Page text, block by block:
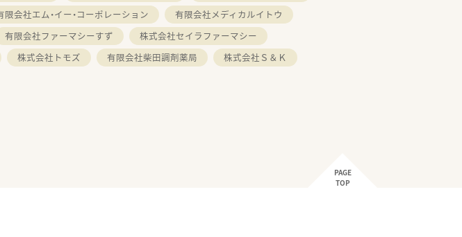
限会社エム・イー・コーポレーション
有限会社メディカルイトウ
有限会社ファーマシーすず
株式会社セイラファーマシー
株式会社トモズ 有限会社柴田調剤薬局 株式会社Ｓ＆Ｋ
PAGE
TOP